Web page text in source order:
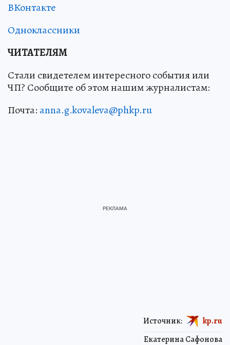
ВКонтакте
Одноклассники
ЧИТАТЕЛЯМ
Стали свидетелем интересного события или
ЧП? Сообщите об этом нашим журналистам:
Почта: anna.g.kovaleva@phkp.ru
Екатерина Сафонова
Источник: kp.ru